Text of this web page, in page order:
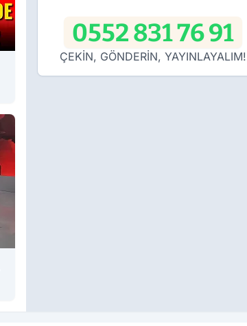
0552 831 76 91
ÇEKİN, GÖNDERİN, YAYINLAYALIM!